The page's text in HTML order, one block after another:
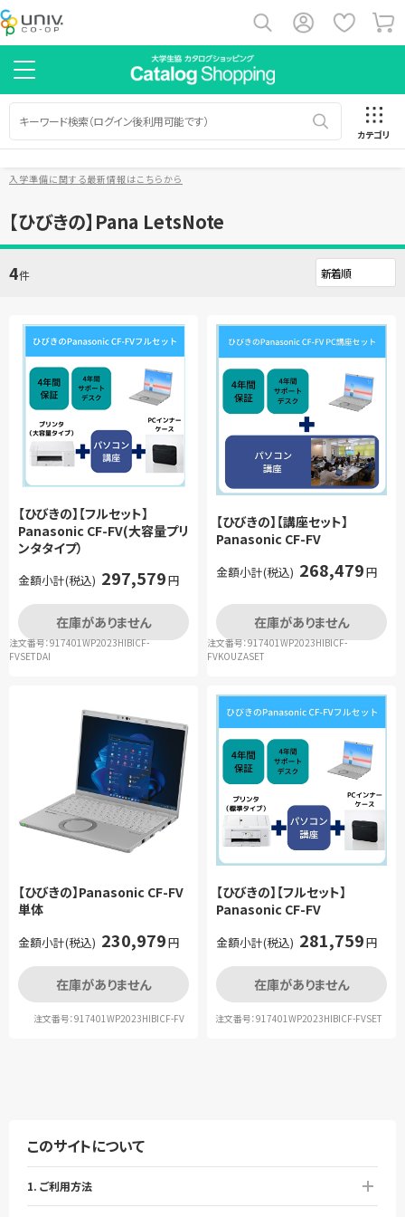
カテゴリ
入学準備に関する最新情報はこちらから
【ひびきの】Pana LetsNote
4件
【ひびきの】【フルセット】
Panasonic CF-FV(大容量プリ
ンタタイプ）
金額小計(税込) 297,579円
在庫がありません
注文番号：917401WP2023HIBICF-
FVSETDAI
【ひびきの】【講座セット】
Panasonic CF-FV
金額小計(税込) 268,479円
在庫がありません
注文番号：917401WP2023HIBICF-
FVKOUZASET
【ひびきの】Panasonic CF-FV
単体
金額小計(税込) 230,979円
在庫がありません
注文番号：917401WP2023HIBICF-FV
【ひびきの】【フルセット】
Panasonic CF-FV
金額小計(税込) 281,759円
在庫がありません
注文番号：917401WP2023HIBICF-FVSET
このサイトについて
1. ご利用方法